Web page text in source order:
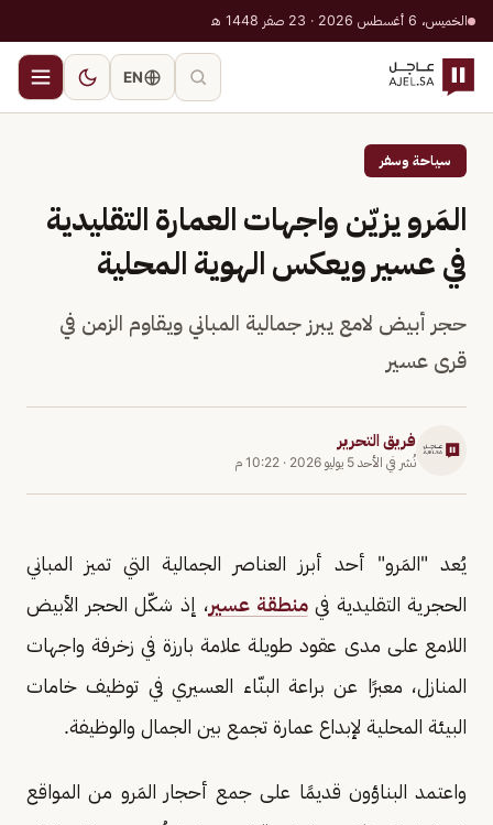
الخميس، 6 أغسطس 2026 · 23 صفر 1448 هـ
EN
سياحة وسفر
المَرو يزيّن واجهات العمارة التقليدية
في عسير ويعكس الهوية المحلية
حجر أبيض لامع يبرز جمالية المباني ويقاوم الزمن في
قرى عسير
فريق التحرير
نُشر في الأحد 5 يوليو 2026 · 10:22 م
يُعد "المَرو" أحد أبرز العناصر الجمالية التي تميز المباني
الحجرية التقليدية فيمنطقة عسير، إذ شكّل الحجر الأبيض
اللامع على مدى عقود طويلة علامة بارزة في زخرفة واجهات
المنازل، معبرًا عن براعة البنّاء العسيري في توظيف خامات
البيئة المحلية لإبداع عمارة تجمع بين الجمال والوظيفة.
واعتمد البناؤون قديمًا على جمع أحجار المَرو من المواقع